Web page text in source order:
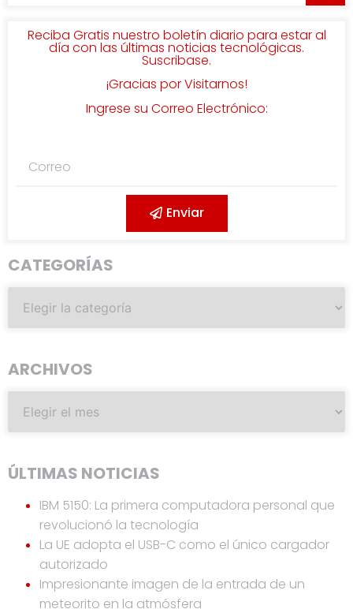
Reciba Gratis nuestro boletín diario para estar al
día con las últimas noticias tecnológicas.
Suscribase.
¡Gracias por Visitarnos!
Ingrese su Correo Electrónico:
Enviar
CATEGORÍAS
ARCHIVOS
ÚLTIMAS NOTICIAS
IBM 5150: La primera computadora personal que
revolucionó la tecnología
La UE adopta el USB-C como el único cargador
autorizado
Impresionante imagen de la entrada de un
meteorito en la atmósfera